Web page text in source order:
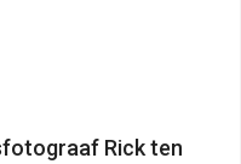
Rick ten